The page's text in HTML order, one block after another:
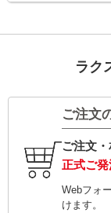
ラク
ご注文
ご注文・
正式ご
Webフォ
けます。